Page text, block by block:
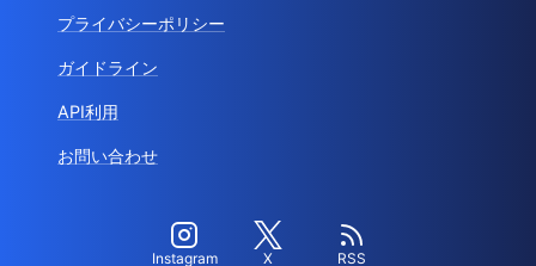
プライバシーポリシー
ガイドライン
API利用
お問い合わせ
Instagram X RSS